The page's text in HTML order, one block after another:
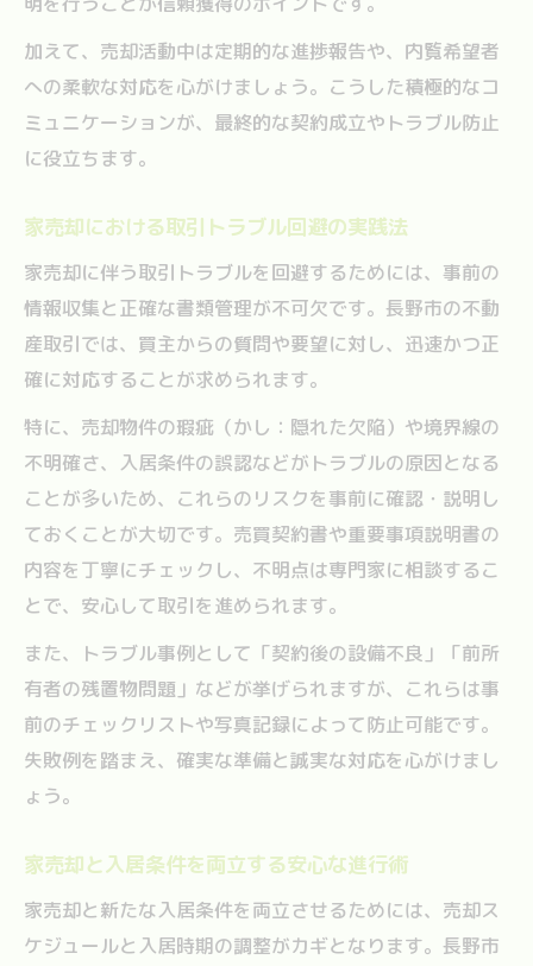
加えて、売却活動中は定期的な進捗報告や、内覧希望者
への柔軟な対応を心がけましょう。こうした積極的なコ
ミュニケーションが、最終的な契約成立やトラブル防止
に役立ちます。
家売却における取引トラブル回避の実践法
家売却に伴う取引トラブルを回避するためには、事前の
情報収集と正確な書類管理が不可欠です。長野市の不動
産取引では、買主からの質問や要望に対し、迅速かつ正
確に対応することが求められます。
特に、売却物件の瑕疵（かし：隠れた欠陥）や境界線の
不明確さ、入居条件の誤認などがトラブルの原因となる
ことが多いため、これらのリスクを事前に確認・説明し
ておくことが大切です。売買契約書や重要事項説明書の
内容を丁寧にチェックし、不明点は専門家に相談するこ
とで、安心して取引を進められます。
また、トラブル事例として「契約後の設備不良」「前所
有者の残置物問題」などが挙げられますが、これらは事
前のチェックリストや写真記録によって防止可能です。
失敗例を踏まえ、確実な準備と誠実な対応を心がけまし
ょう。
家売却と入居条件を両立する安心な進行術
家売却と新たな入居条件を両立させるためには、売却ス
ケジュールと入居時期の調整がカギとなります。長野市